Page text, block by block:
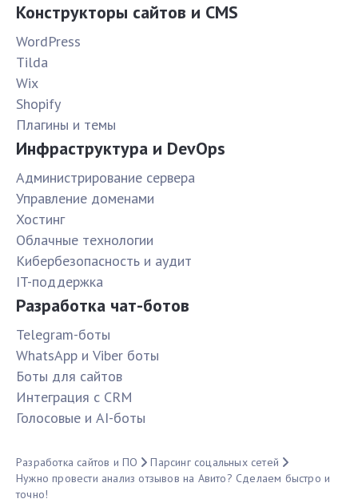
Конструкторы сайтов и CMS
WordPress
Tilda
Wix
Shopify
Плагины и темы
Инфраструктура и DevOps
Администрирование сервера
Управление доменами
Хостинг
Облачные технологии
Кибербезопасность и аудит
IT-поддержка
Разработка чат-ботов
Telegram-боты
WhatsApp и Viber боты
Боты для сайтов
Интеграция с CRM
Голосовые и AI-боты
Разработка сайтов и ПО
Парсинг соцальных сетей
Нужно провести анализ отзывов на Авито? Сделаем быстро и
точно!